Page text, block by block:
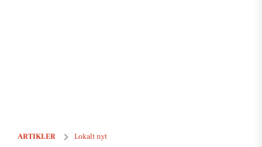
ARTIKLER Lokalt nyt
Flest er tilfredse med hjemmeplejen i Aarhus, men undersøgelse